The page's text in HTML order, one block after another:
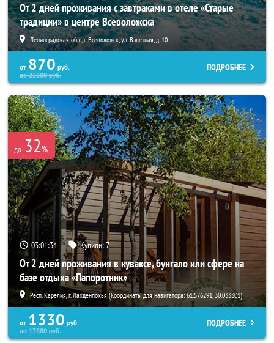
От 2 дней проживания с завтраками в отеле «Старые
традиции» в центре Всеволожска
Ленинградская обл., г. Всеволожск, ул. Взлетная, д. 10
от 870 руб.
до22800руб.
ПОДРОБНЕЕ
до 32%
03:01:33 Купили:7
От 2 дней проживания в куваксе, бунгало или сфере на
базе отдыха «Папоротник»
Респ. Карелия, г. Лахденпохья (Координаты для навигатора: 61.576291, 30.033301)
от 1330 руб.
до17880руб.
ПОДРОБНЕЕ